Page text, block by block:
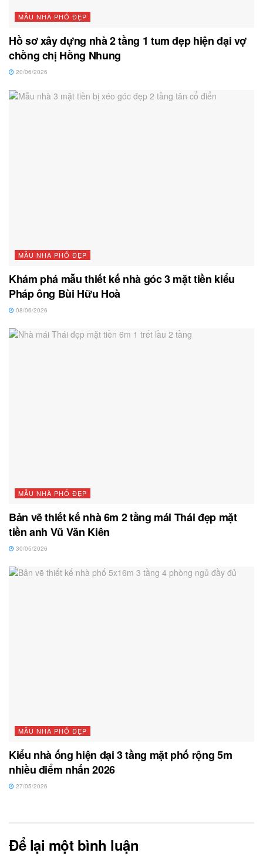
MẪU NHÀ PHỐ ĐẸP
Hồ sơ xây dựng nhà 2 tầng 1 tum đẹp hiện đại vợ
chồng chị Hồng Nhung
20/06/2026
MẪU NHÀ PHỐ ĐẸP
Khám phá mẫu thiết kế nhà góc 3 mặt tiền kiểu
Pháp ông Bùi Hữu Hoà
08/06/2026
MẪU NHÀ PHỐ ĐẸP
Bản vẽ thiết kế nhà 6m 2 tầng mái Thái đẹp mặt
tiền anh Vũ Văn Kiên
30/05/2026
MẪU NHÀ PHỐ ĐẸP
Kiểu nhà ống hiện đại 3 tầng mặt phố rộng 5m
nhiều điểm nhấn 2026
27/05/2026
Để lại một bình luận